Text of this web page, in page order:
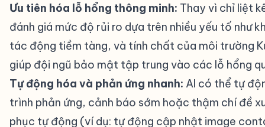
Ưu tiên hóa lỗ hổng thông minh: Thay vì chỉ liệt
đánh giá mức độ rủi ro dựa trên nhiều yếu tố như
tác động tiềm tàng, và tính chất của môi trường
giúp đội ngũ bảo mật tập trung vào các lỗ hổng
Tự động hóa và phản ứng nhanh: AI có thể tự
trình phản ứng, cảnh báo sớm hoặc thậm chí đề
phục tự động (ví dụ: tự động cập nhật image